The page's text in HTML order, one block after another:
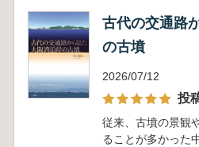
古代の交通路
の古墳
2026/07/12
投
従来、古墳の景観
ることが多かった